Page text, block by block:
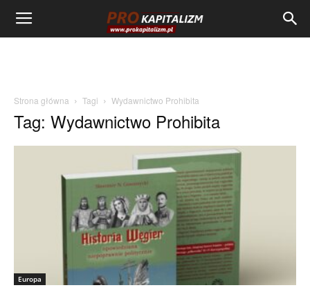
Strona główna Tagi Wydawnictwo Prohibita
Tag: Wydawnictwo Prohibita
Europa